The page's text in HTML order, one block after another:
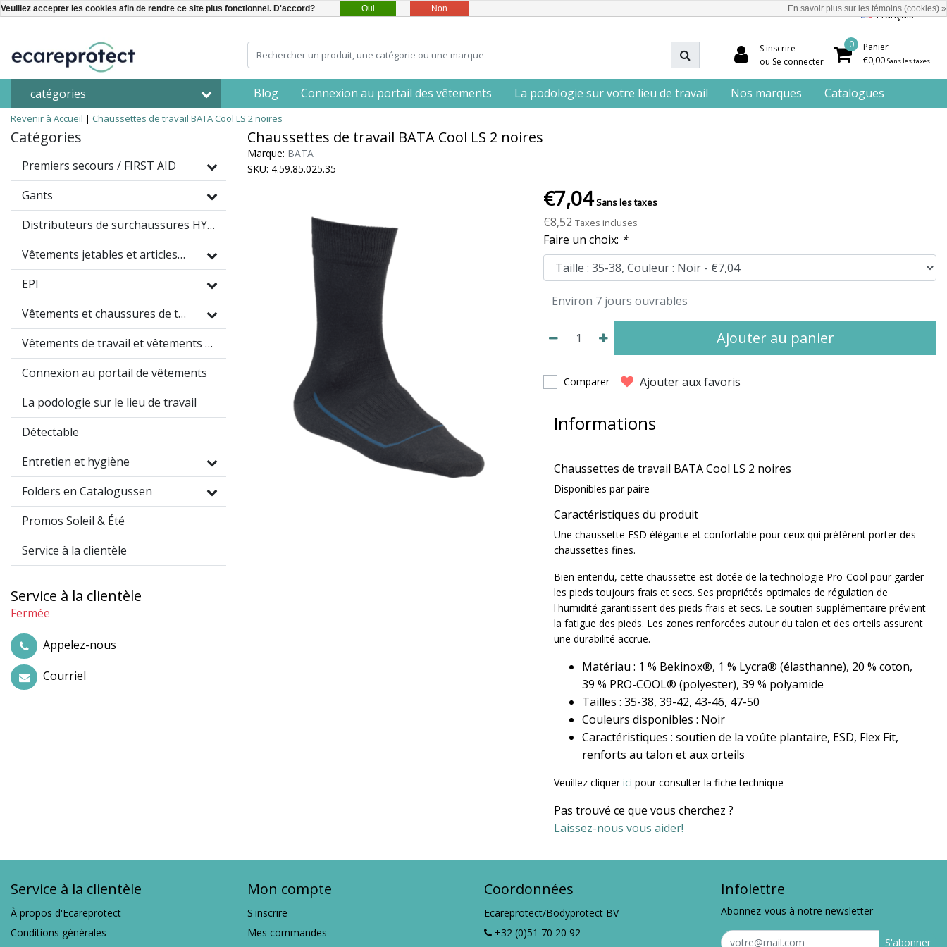
Français
S'inscrire
ou Se connecter
0
Panier
€0,00 Sans les taxes
catégories Blog Connexion au portail des vêtements La podologie sur votre lieu de travail Nos marques Catalogues
Revenir à Accueil | Chaussettes de travail BATA Cool LS 2 noires
Catégories
Premiers secours / FIRST AID
Gants
Distributeurs de surchaussures HYGOMAT
Vêtements jetables et articles à usage unique
EPI
Vêtements et chaussures de travail
Vêtements de travail et vêtements promotionnels
Connexion au portail de vêtements
La podologie sur le lieu de travail
Détectable
Entretien et hygiène
Folders en Catalogussen
Promos Soleil & Été
Service à la clientèle
Service à la clientèle
Fermée
Appelez-nous
Courriel
Chaussettes de travail BATA Cool LS 2 noires
Marque: BATA
SKU: 4.59.85.025.35
€7,04 Sans les taxes
€8,52 Taxes incluses
Faire un choix: *
Environ 7 jours ouvrables
Ajouter au panier
Comparer Ajouter aux favoris
Informations
Chaussettes de travail BATA Cool LS 2 noires
Disponibles par paire
Caractéristiques du produit
Une chaussette ESD élégante et confortable pour ceux qui préfèrent porter des
chaussettes fines.
Bien entendu, cette chaussette est dotée de la technologie Pro-Cool pour garder
les pieds toujours frais et secs. Ses propriétés optimales de régulation de
l'humidité garantissent des pieds frais et secs. Le soutien supplémentaire prévient
la fatigue des pieds. Les zones renforcées autour du talon et des orteils assurent
une durabilité accrue.
Matériau : 1 % Bekinox®, 1 % Lycra® (élasthanne), 20 % coton,
39 % PRO-COOL® (polyester), 39 % polyamide
Tailles : 35-38, 39-42, 43-46, 47-50
Couleurs disponibles : Noir
Caractéristiques : soutien de la voûte plantaire, ESD, Flex Fit,
renforts au talon et aux orteils
Veuillez cliquerici pour consulter la fiche technique
Pas trouvé ce que vous cherchez ?
Laissez-nous vous aider!
Service à la clientèle
À propos d'Ecareprotect
Conditions générales
Mon compte
S'inscrire
Mes commandes
Coordonnées
Ecareprotect/Bodyprotect BV
+32 (0)51 70 20 92
Infolettre
Abonnez-vous à notre newsletter
S'abonner
Veuillez accepter les cookies afin de rendre ce site plus fonctionnel. D'accord? Oui Non En savoir plus sur les témoins (cookies) »